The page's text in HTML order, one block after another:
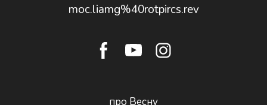
moc.liamg%40rotpircs.rev
про Весну